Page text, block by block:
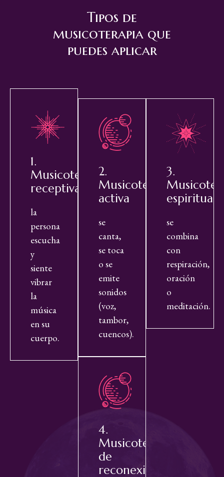
Tipos de
musicoterapia que
puedes aplicar
1.
Musicoterapia
receptiva
la
persona
escucha
y
siente
vibrar
la
música
en su
cuerpo.
2.
Musicoterapia
activa
se
canta,
se toca
o se
emite
sonidos
(voz,
tambor,
cuencos).
4.
Musicoterapia
de
reconexión
3.
espiritual
se
combina
con
respiración,
oración
o
meditación.